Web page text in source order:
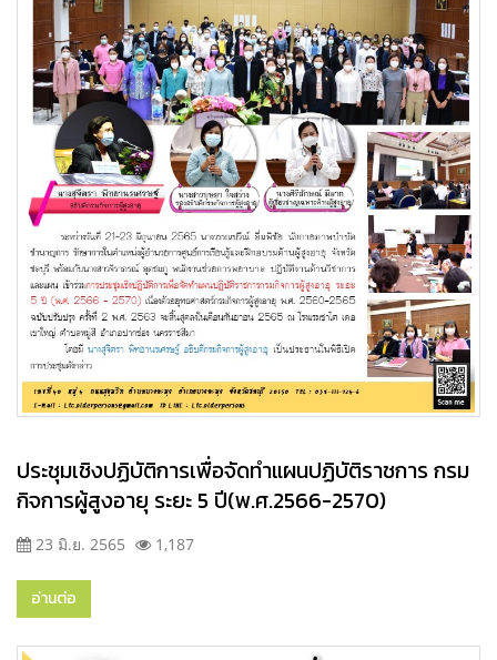
ประชุมเชิงปฏิบัติการเพื่อจัดทำแผนปฏิบัติราชการ กรม
กิจการผู้สูงอายุ ระยะ 5 ปี(พ.ศ.2566-2570)
23 มิ.ย. 2565 1,187
อ่านต่อ